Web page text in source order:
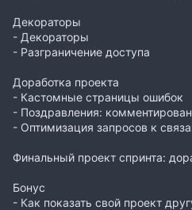
Декораторы
- Декораторы
- Разграничение доступа
Доработка проекта
- Кастомные страницы ошибок
- Поздравления:
- Оптимизация запросов к
Финальный проект спринта:
Бонус
- Как показать свой проект